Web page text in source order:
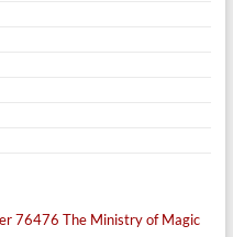
76476 The Ministry of Magic